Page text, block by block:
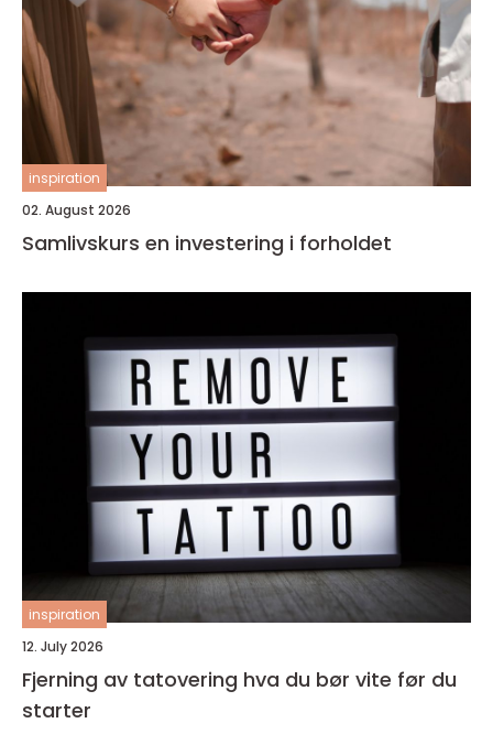
inspiration
02. August 2026
Samlivskurs en investering i forholdet
inspiration
12. July 2026
Fjerning av tatovering hva du bør vite før du
starter